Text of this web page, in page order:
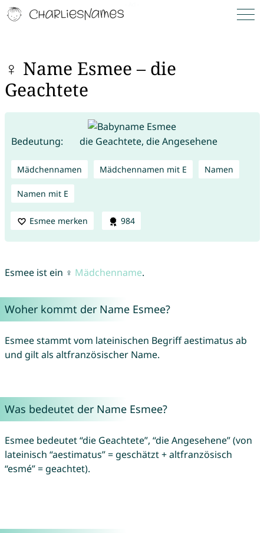
♀ Name Esmee – die
Geachtete
Bedeutung: die Geachtete, die Angesehene
Mädchennamen Mädchennamen mit E Namen
Namen mit E
Esmee merken 984
Esmee ist ein ♀ Mädchenname.
Woher kommt der Name Esmee?
Esmee stammt vom lateinischen Begriff aestimatus ab
und gilt als altfranzösischer Name.
Was bedeutet der Name Esmee?
Esmee bedeutet “die Geachtete”, “die Angesehene” (von
lateinisch “aestimatus” = geschätzt + altfranzösisch
“esmé” = geachtet).